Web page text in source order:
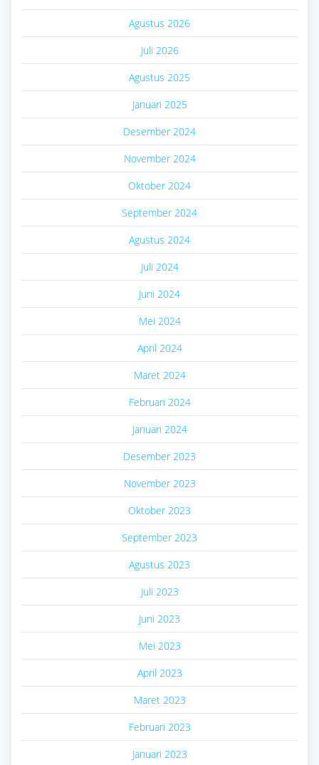
Agustus 2026
Juli 2026
Agustus 2025
Januari 2025
Desember 2024
November 2024
Oktober 2024
September 2024
Agustus 2024
Juli 2024
Juni 2024
Mei 2024
April 2024
Maret 2024
Februari 2024
Januari 2024
Desember 2023
November 2023
Oktober 2023
September 2023
Agustus 2023
Juli 2023
Juni 2023
Mei 2023
April 2023
Maret 2023
Februari 2023
Januari 2023